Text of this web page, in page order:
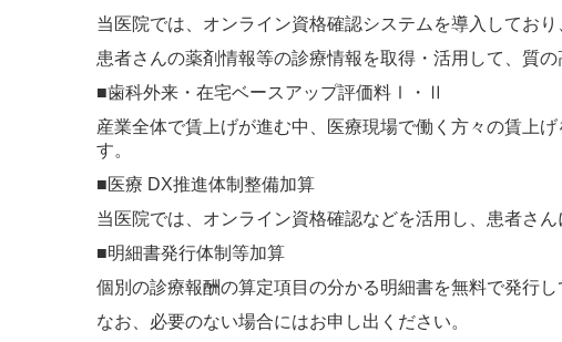
当医院では、オンライン資格確認システムを導入してお
患者さんの薬剤情報等の診療情報を取得・活用して、質
■歯科外来・在宅ベースアップ評価料Ⅰ・Ⅱ
産業全体で賃上げが進む中、医療現場で働く方々の賃上
す。
■医療 DX推進体制整備加算
当医院では、オンライン資格確認などを活用し、患者さ
■明細書発行体制等加算
個別の診療報酬の算定項目の分かる明細書を無料で発行し
なお、必要のない場合にはお申し出ください。